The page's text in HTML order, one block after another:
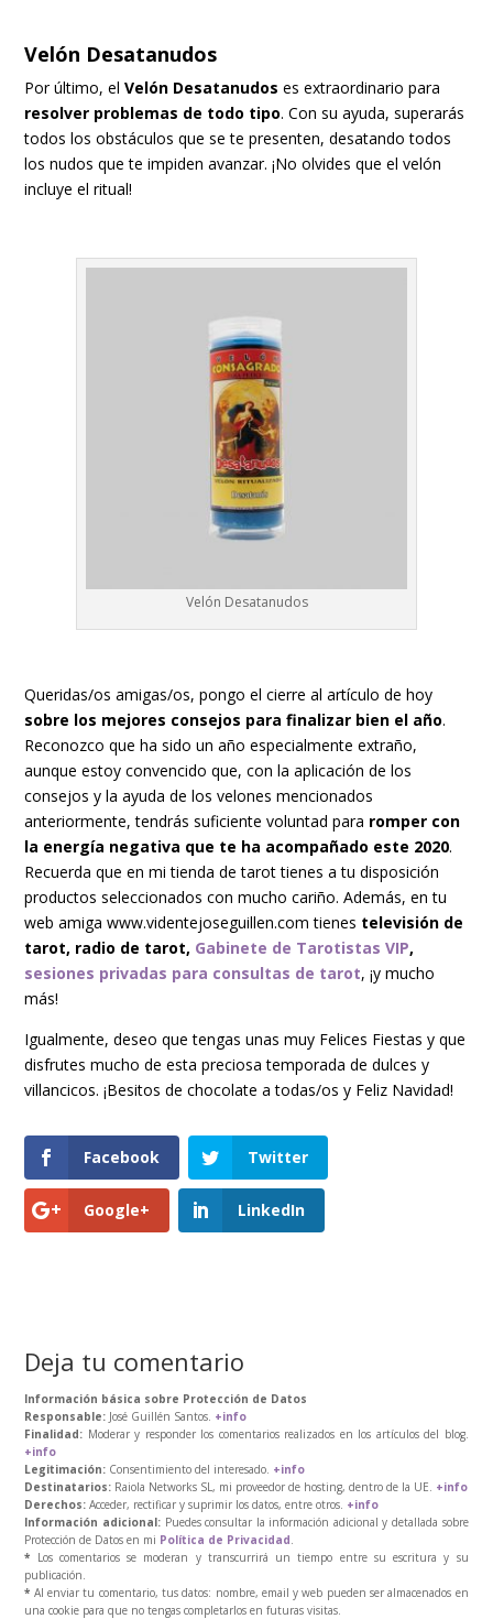
Velón Desatanudos
Por último, elVelón Desatanudos es extraordinario para
resolver problemas de todo tipo. Con su ayuda, superarás
todos los obstáculos que se te presenten, desatando todos
los nudos que te impiden avanzar. ¡No olvides que el velón
incluye el ritual!
Velón Desatanudos
Queridas/os amigas/os, pongo el cierre al artículo de hoy
sobre los mejores consejos para finalizar bien el año.
Reconozco que ha sido un año especialmente extraño,
aunque estoy convencido que, con la aplicación de los
consejos y la ayuda de los velones mencionados
anteriormente, tendrás suficiente voluntad para romper con
la energía negativa que te ha acompañado este 2020.
Recuerda que en mi tienda de tarot tienes a tu disposición
productos seleccionados con mucho cariño. Además, en tu
web amiga www.videntejoseguillen.com tienes televisión de
tarot, radio de tarot, Gabinete de Tarotistas VIP,
sesiones privadas para consultas de tarot, ¡y mucho
más!
Igualmente, deseo que tengas unas muy Felices Fiestas y que
disfrutes mucho de esta preciosa temporada de dulces y
villancicos. ¡Besitos de chocolate a todas/os y Feliz Navidad!
Facebook Twitter
Google+ LinkedIn
Deja tu comentario
Información básica sobre Protección de Datos
Responsable: José Guillén Santos. +info
Finalidad: Moderar y responder los comentarios realizados en los artículos del blog.
+info
Legitimación: Consentimiento del interesado. +info
Destinatarios: Raiola Networks SL, mi proveedor de hosting, dentro de la UE. +info
Derechos: Acceder, rectificar y suprimir los datos, entre otros. +info
Información adicional:Puedes consultar la información adicional y detallada sobre
Protección de Datos en mi Política de Privacidad
* Los comentarios se moderan y transcurrirá un tiempo entre su escritura y su
publicación.
* Al enviar tu comentario, tus datos: nombre, email y web pueden ser almacenados en
una cookie para que no tengas completarlos en futuras visitas.